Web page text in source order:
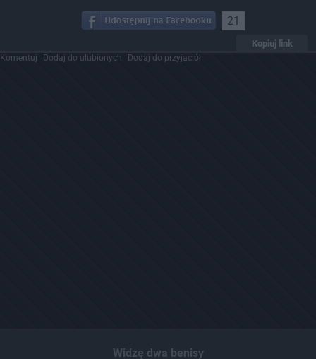
21
Kopiuj link
Komentuj Dodaj do ulubionych Dodaj do przyjaciół
Widzę dwa benisy